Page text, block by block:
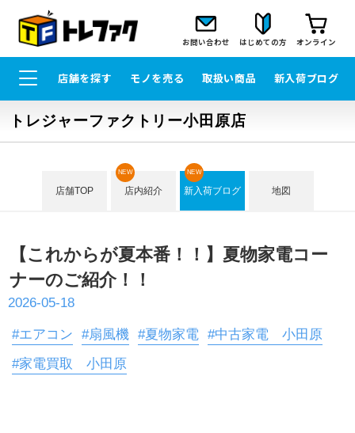
お問い合わせ はじめての方 オンライン
店舗を探す モノを売る 取扱い商品 新入荷ブログ
トレジャーファクトリー小田原店
店舗TOP 店内紹介
NEW
新入荷ブログ
NEW
地図
【これからが夏本番！！】夏物家電コー
ナーのご紹介！！
2026-05-18
#エアコン #扇風機 #夏物家電
#中古家電 小田原
#家電買取 小田原